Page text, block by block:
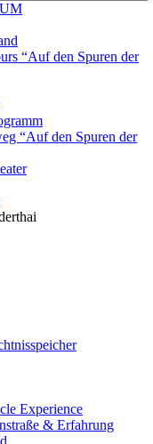
“Auf den Spuren der
“Auf den Spuren der
Experience
& Erfahrung